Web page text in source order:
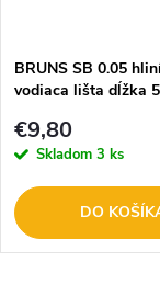
o
v
o
v
BRUNS SB 0.05
vodiaca lišta dĺžka
€9,80
Skladom 3 ks
DO